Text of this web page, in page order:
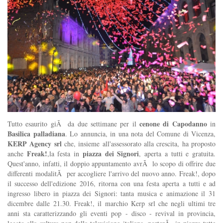
Tutto esaurito giÃ da due settimane per il cenone di Capodannoin
Basilica palladiana. Lo annuncia, in una nota del Comune di Vicenza,
KERP Agency srlche, insieme all'assessorato alla crescita, ha proposto
anche Freak!,la festa in piazza dei Signori, aperta a tutti e gratuita.
Quest'anno, infatti, il doppio appuntamento avrÃ lo scopo di offrire due
differenti modalitÃ per accogliere l'arrivo del nuovo anno. Freak!, dopo
il successo dell'edizione 2016, ritorna con una festa aperta a tutti e ad
ingresso libero in piazza dei Signori: tanta musica e animazione il 31
dicembre dalle 21.30. Freak!, il marchio Kerp srl che negli ultimi tre
anni sta caratterizzando gli eventi pop - disco - revival in provincia,